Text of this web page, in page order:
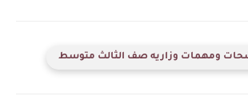
ومهمات وزاريه صف الثالث متوسط